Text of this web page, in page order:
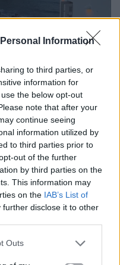
Information
to third parties, or
information for
the below opt-out
note that after your
continue seeing
information utilized by
to third parties prior to
out of the further
by third parties on the
This information may
on the IAB’s List of
further disclose it to other
Outs
emrata/